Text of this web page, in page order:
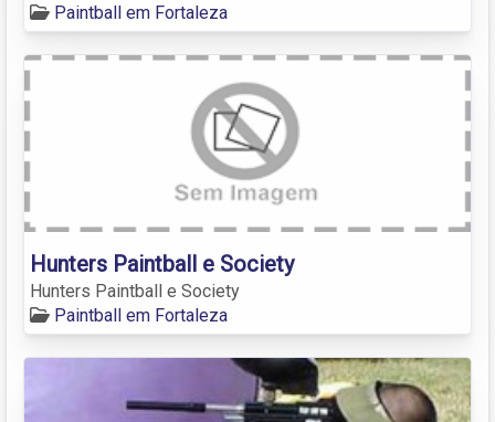
Paintball em Fortaleza
Hunters Paintball e Society
Hunters Paintball e Society
Paintball em Fortaleza